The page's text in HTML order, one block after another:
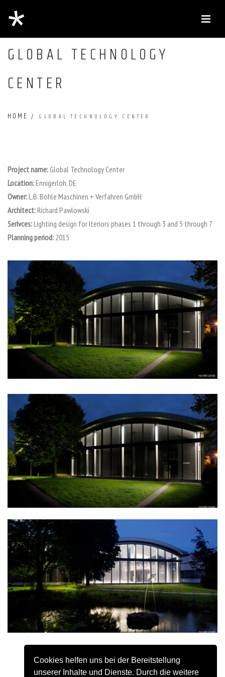
Cookies helfen uns bei der Bereitstellung
unserer Inhalte und Dienste. Durch die weitere
GLOBAL TECHNOLOGY
CENTER
HOME / GLOBAL TECHNOLOGY CENTER
Project name: Global Technology Center
Location:Ennigerloh, DE
Owner:L.B. Bohle Maschinen + Verfahren GmbH
Architect:Richard Pawlowski
Serivces:Lighting design for Iteriors phases 1 through 3 and 5 through 7
Planning period: 2015